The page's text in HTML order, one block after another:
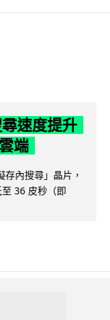
速度提升
端
內搜尋」晶片，
36 皮秒（即